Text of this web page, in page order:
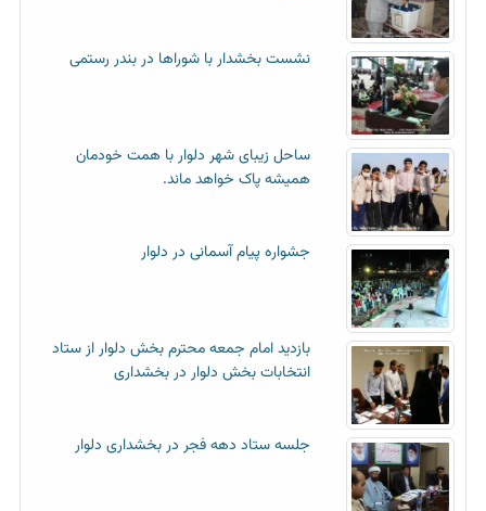
نشست بخشدار با شوراها در بندر رستمی
ساحل زیبای شهر دلوار با همت خودمان
همیشه پاک خواهد ماند.
جشواره پیام آسمانی در دلوار
بازدید امام جمعه محترم بخش دلوار از ستاد
انتخابات بخش دلوار در بخشداری
جلسه ستاد دهه فجر در بخشداری دلوار